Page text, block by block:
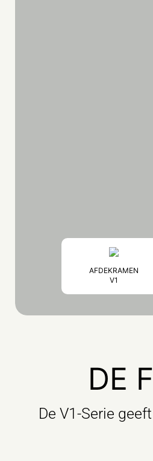
AFDEKRAMEN
V1
DE
De V1-Serie